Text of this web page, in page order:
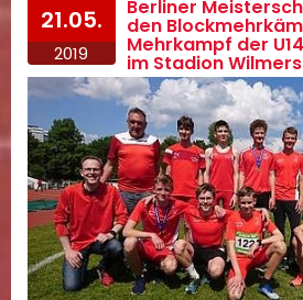
21.05.
2019
Berliner
den
Mehrkampf der
im Stadion